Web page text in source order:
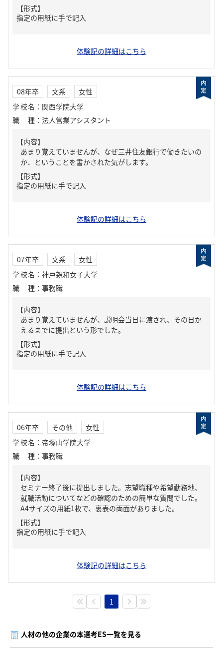
【形式】
指定の用紙に手で記入
体験記の詳細はこちら
08年卒 文系
女性
学校名 ： 関西学院大学
職種 ： 法人営業アシスタント
【内容】
あまり覚えていませんが、なぜ三井住友銀行で働きたいの
か、ということを書かされた気がします。
【形式】
指定の用紙に手で記入
体験記の詳細はこちら
07年卒 文系
女性
学校名 ： 神戸親和女子大学
職種 ： 事務職
【内容】
あまり覚えていませんが、説明会当日に渡され、その日か
えるまでに提出という形でした。
【形式】
指定の用紙に手で記入
体験記の詳細はこちら
06年卒 その他
女性
学校名 ： 帝塚山学院大学
職種 ： 事務職
【内容】
セミナー終了後に提出しました。志望職種や希望勤務地、
就職活動についてなどの確認のための簡単な質問でした。
A4サイズの用紙1枚で、裏表の両面がありました。
【形式】
指定の用紙に手で記入
体験記の詳細はこちら
1
人材の他の企業の本選考ES一覧を見る